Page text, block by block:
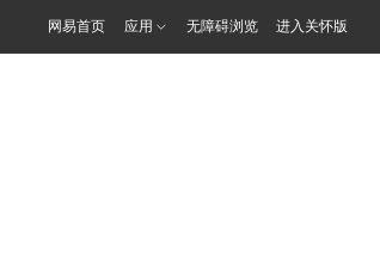
网易首页 应用 无障碍浏览 进入关怀版